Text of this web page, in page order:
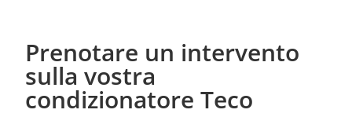
Prenotare un intervento
sulla vostra
condizionatore Teco